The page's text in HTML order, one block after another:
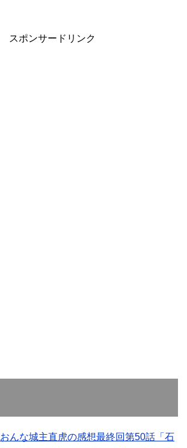
スポンサードリンク
おんな城主直虎の感想最終回第50話「石